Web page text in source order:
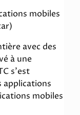
mobiles
avec des
à une
s'est
applications
mobiles